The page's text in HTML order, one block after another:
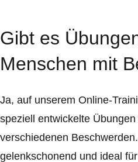
Gibt es
Menschen mit
Ja, auf unserem Online-
speziell entwickelte
verschiedenen
gelenkschonend und ideal